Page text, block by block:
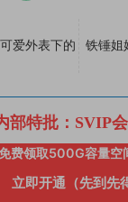
爱外表下的
铁锤
部特批：SVIP
费领取500G容量空
立即开通（先到先